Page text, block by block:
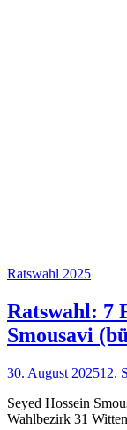
Ratswahl 2025
Ratswahl: 7
Smousavi
30. August 202512.
Seyed Hossein
Wahlbezirk 31